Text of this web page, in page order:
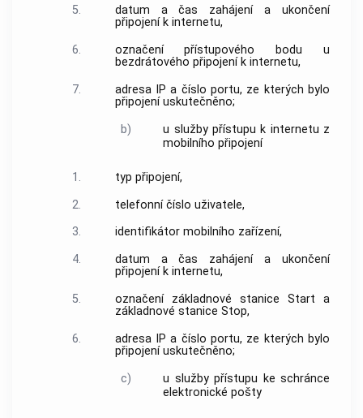
5.
datum a čas zahájení a ukončení
připojení k internetu,
6.
označení přístupového bodu u
bezdrátového připojení k internetu,
7.
adresa IP a číslo portu, ze kterých bylo
připojení uskutečněno;
b) u službypřístupu k internetu z
mobilního připojení
1.
typ připojení,
2.
telefonní číslo uživatele,
3.
identifikátor mobilního zařízení,
4.
datum a čas zahájení a ukončení
připojení k internetu,
5.
označení základnové stanice Start a
základnové stanice Stop,
6.
adresa IP a číslo portu, ze kterých bylo
připojení uskutečněno;
c) u službypřístupu ke schránce
elektronické pošty